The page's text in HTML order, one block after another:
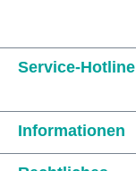
Service-Hotline
Informationen